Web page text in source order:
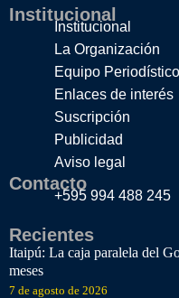
Institucional
Institucional
La Organización
Equipo Periodístico
Enlaces de interés
Suscripción
Publicidad
Aviso legal
Contacto
+595 994 488 245
Recientes
Itaipú: La caja paralela del
meses
7 de agosto de 2026